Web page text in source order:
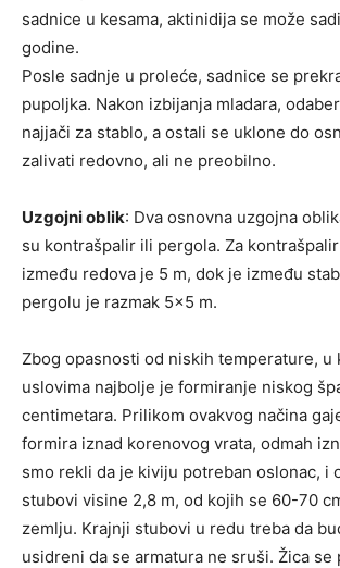
sadnice u kesama, aktinidija se može
godine.
Posle sadnje u proleće, sadnice se
pupoljka. Nakon izbijanja mladara,
najjači za stablo, a ostali se uklone do
zalivati redovno, ali ne preobilno.
Uzgojni oblik: Dva osnovna uzgojna
su kontrašpalir ili pergola. Za
između redova je 5 m, dok je između
pergolu je razmak 5×5 m.
Zbog opasnosti od niskih temperature, u
uslovima najbolje je formiranje niskog
centimetara. Prilikom ovakvog načina
formira iznad korenovog vrata, odmah
smo rekli da je kiviju potreban oslonac, i
stubovi visine 2,8 m, od kojih se 60-70
zemlju. Krajnji stubovi u redu treba da
usidreni da se armatura ne sruši. Žica se